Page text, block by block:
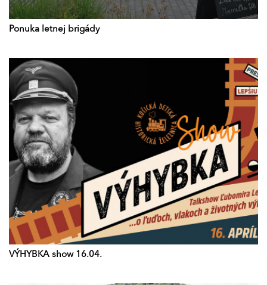
Ponuka letnej brigády
VÝHYBKA show 16.04.